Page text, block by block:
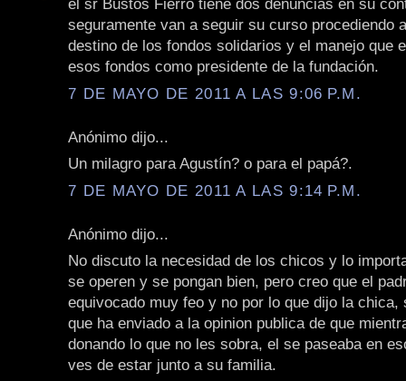
el sr Bustos Fierro tiene dos denuncias en su
seguramente van a seguir su curso procediendo
destino de los fondos solidarios y el manejo que
esos fondos como presidente de la fundación.
7 DE MAYO DE 2011 A LAS 9:06 P.M.
Anónimo dijo...
Un milagro para Agustín? o para el papá?.
7 DE MAYO DE 2011 A LAS 9:14 P.M.
Anónimo dijo...
No discuto la necesidad de los chicos y lo
se operen y se pongan bien, pero creo que el
equivocado muy feo y no por lo que dijo la chica,
que ha enviado a la opinion publica de que
donando lo que no les sobra, el se paseaba en
ves de estar junto a su familia.